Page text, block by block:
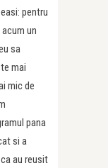
pentru
un
sa
mai
mic de
pana
si a
au reusit